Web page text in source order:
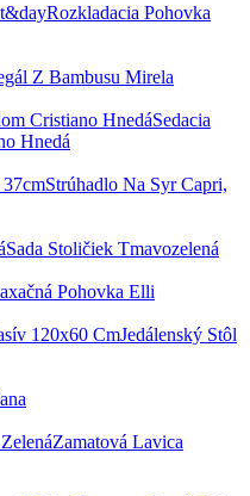
Rozkladacia Pohovka
Z Bambusu Mirela
Sedacia
Hnedá
Strúhadlo Na Syr Capri,
Sada Stoličiek Tmavozelená
Pohovka Elli
Jedálenský Stôl
Zamatová Lavica